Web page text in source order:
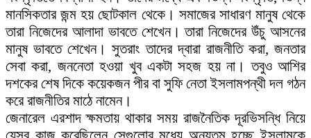
মানসিকতার জন্ম হয় ছোটকাল থেকে। সমাজের সাধারণ মানুষ থেকে
তারা নিজেদের আলাদা ভাবতে শেখেন। তারা নিজেদের উঁচু আসনের
মানুষ ভাবতে শেখেন। সুতরাং তাদের দ্বারা রাজনীতি করা, জনতার
সেবা করা, জননেতা হওয়া খুব একটা সহজ হয় না। তবুও আশির
দশকের শেষ দিকে কয়েকজন পীর বা সুফি নেতা ইসলামপন্থী দল গঠন
করে রাজনীতির মাঠে নামেন।
জেনারেল এরশাদ ক্ষমতায় থাকার সময় রাজনৈতিক দূরভিসন্ধি নিয়ে